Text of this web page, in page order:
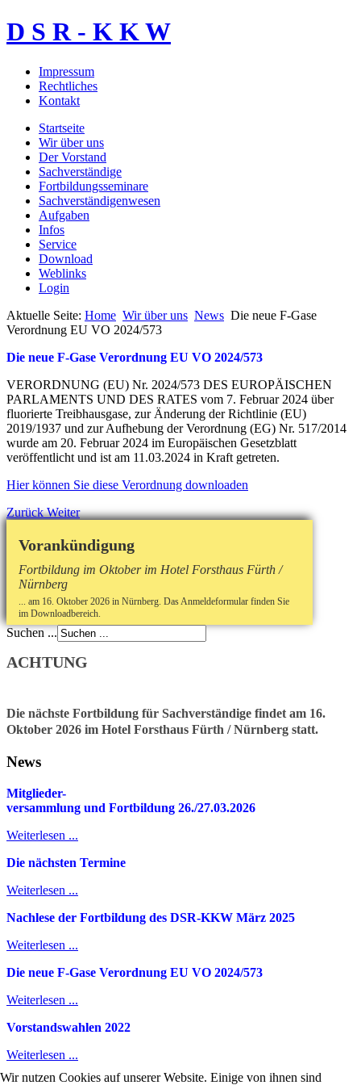
D S R - K K W
Impressum
Rechtliches
Kontakt
Startseite
Wir über uns
Der Vorstand
Sachverständige
Fortbildungsseminare
Sachverständigenwesen
Aufgaben
Infos
Service
Download
Weblinks
Login
Aktuelle Seite: Home Wir über uns News Die neue F-Gase
Verordnung EU VO 2024/573
Die neue F-Gase Verordnung EU VO 2024/573
VERORDNUNG (EU) Nr. 2024/573 DES EUROPÄISCHEN
PARLAMENTS UND DES RATES vom 7. Februar 2024 über
fluorierte Treibhausgase, zur Änderung der Richtlinie (EU)
2019/1937 und zur Aufhebung der Verordnung (EG) Nr. 517/2014
wurde am 20. Februar 2024 im Europäischen Gesetzblatt
veröffentlicht und ist am 11.03.2024 in Kraft getreten.
Hier können Sie diese Verordnung downloaden
Zurück Weiter
Vorankündigung
Fortbildung im Oktober im Hotel Forsthaus Fürth /
Nürnberg
... am 16. Oktober 2026 in Nürnberg. Das Anmeldeformular finden Sie
im Downloadbereich.
Suchen ...
ACHTUNG
Die nächste Fortbildung für Sachverständige findet am 16.
Oktober 2026 im Hotel Forsthaus Fürth / Nürnberg statt.
News
Mitglieder-
versammlung und Fortbildung 26./27.03.2026
Weiterlesen ...
Die nächsten Termine
Weiterlesen ...
Nachlese der Fortbildung des DSR-KKW März 2025
Weiterlesen ...
Die neue F-Gase Verordnung EU VO 2024/573
Weiterlesen ...
Vorstandswahlen 2022
Weiterlesen ...
Wir nutzen Cookies auf unserer Website. Einige von ihnen sind